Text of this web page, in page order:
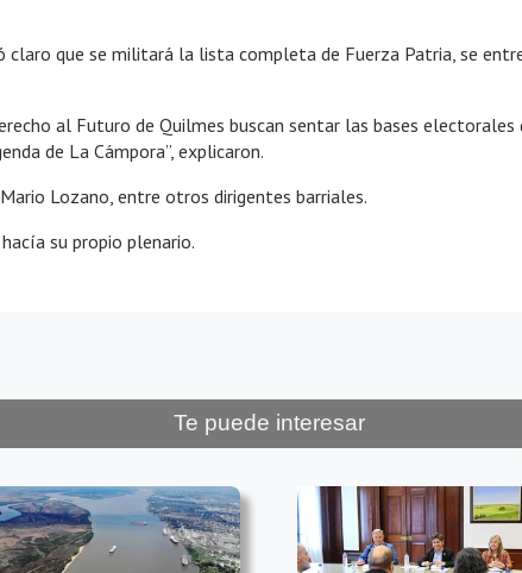
claro que se militará la lista completa de Fuerza Patria, se
al Futuro de Quilmes buscan sentar las bases
de La Cámpora”, explicaron.
Lozano, entre otros dirigentes barriales.
su propio plenario.
Te puede interesar